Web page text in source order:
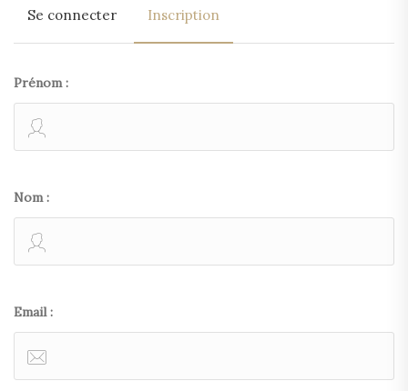
Se connecter Inscription
Prénom :
Nom :
Email :